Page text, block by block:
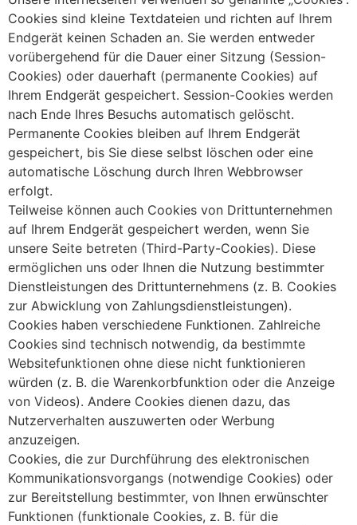
Cookies sind kleine Textdateien und richten auf Ihrem
Endgerät keinen Schaden an. Sie werden entweder
vorübergehend für die Dauer einer Sitzung (Session-
Cookies) oder dauerhaft (permanente Cookies) auf
Ihrem Endgerät gespeichert. Session-Cookies werden
nach Ende Ihres Besuchs automatisch gelöscht.
Permanente Cookies bleiben auf Ihrem Endgerät
gespeichert, bis Sie diese selbst löschen oder eine
automatische Löschung durch Ihren Webbrowser
erfolgt.
Teilweise können auch Cookies von Drittunternehmen
auf Ihrem Endgerät gespeichert werden, wenn Sie
unsere Seite betreten (Third-Party-Cookies). Diese
ermöglichen uns oder Ihnen die Nutzung bestimmter
Dienstleistungen des Drittunternehmens (z. B. Cookies
zur Abwicklung von Zahlungsdienstleistungen).
Cookies haben verschiedene Funktionen. Zahlreiche
Cookies sind technisch notwendig, da bestimmte
Websitefunktionen ohne diese nicht funktionieren
würden (z. B. die Warenkorbfunktion oder die Anzeige
von Videos). Andere Cookies dienen dazu, das
Nutzerverhalten auszuwerten oder Werbung
anzuzeigen.
Cookies, die zur Durchführung des elektronischen
Kommunikationsvorgangs (notwendige Cookies) oder
zur Bereitstellung bestimmter, von Ihnen erwünschter
Funktionen (funktionale Cookies, z. B. für die